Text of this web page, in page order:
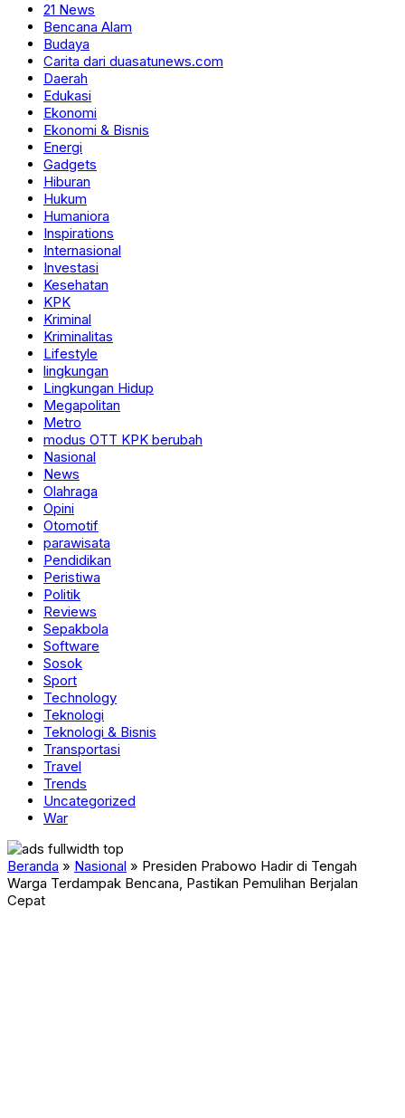
21 News
Bencana Alam
Budaya
Carita dari duasatunews.com
Daerah
Edukasi
Ekonomi
Ekonomi & Bisnis
Energi
Gadgets
Hiburan
Hukum
Humaniora
Inspirations
Internasional
Investasi
Kesehatan
KPK
Kriminal
Kriminalitas
Lifestyle
lingkungan
Lingkungan Hidup
Megapolitan
Metro
modus OTT KPK berubah
Nasional
News
Olahraga
Opini
Otomotif
parawisata
Pendidikan
Peristiwa
Politik
Reviews
Sepakbola
Software
Sosok
Sport
Technology
Teknologi
Teknologi & Bisnis
Transportasi
Travel
Trends
Uncategorized
War
Beranda » Nasional » Presiden Prabowo Hadir di Tengah
Warga Terdampak Bencana, Pastikan Pemulihan Berjalan
Cepat